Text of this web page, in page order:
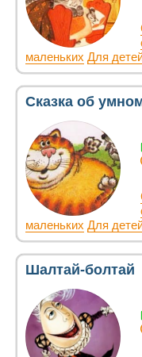
маленьких Для
Сказка об
маленьких Для
Шалтай-болтай